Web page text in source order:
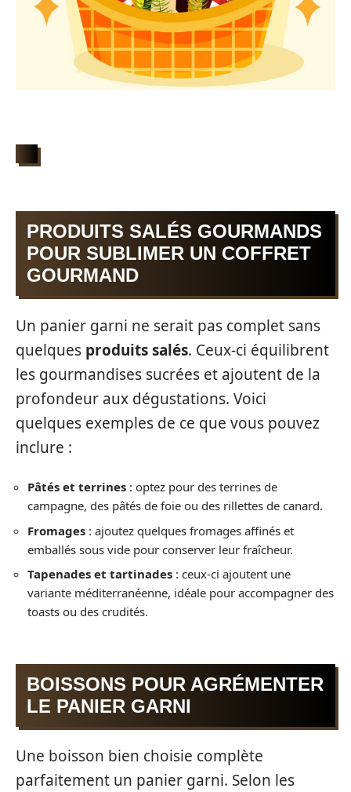
PRODUITS SALÉS GOURMANDS
POUR SUBLIMER UN COFFRET
GOURMAND
Un panier garni ne serait pas complet sans
quelques produits salés. Ceux-ci équilibrent
les gourmandises sucrées et ajoutent de la
profondeur aux dégustations. Voici
quelques exemples de ce que vous pouvez
inclure :
Pâtés et terrines : optez pour des terrines de
campagne, des pâtés de foie ou des rillettes de canard.
Fromages : ajoutez quelques fromages affinés et
emballés sous vide pour conserver leur fraîcheur.
Tapenades et tartinades : ceux-ci ajoutent une
variante méditerranéenne, idéale pour accompagner des
toasts ou des crudités.
BOISSONS POUR AGRÉMENTER
LE PANIER GARNI
Une boisson bien choisie complète
parfaitement un panier garni. Selon les